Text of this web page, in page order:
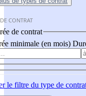
CONTRAT
de contrat
minimale (en mois)
le filtre du type de